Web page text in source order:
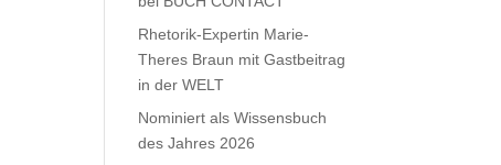
Rhetorik-Expertin Marie-
Theres Braun mit Gastbeitrag
in der WELT
Nominiert als Wissensbuch
des Jahres 2026